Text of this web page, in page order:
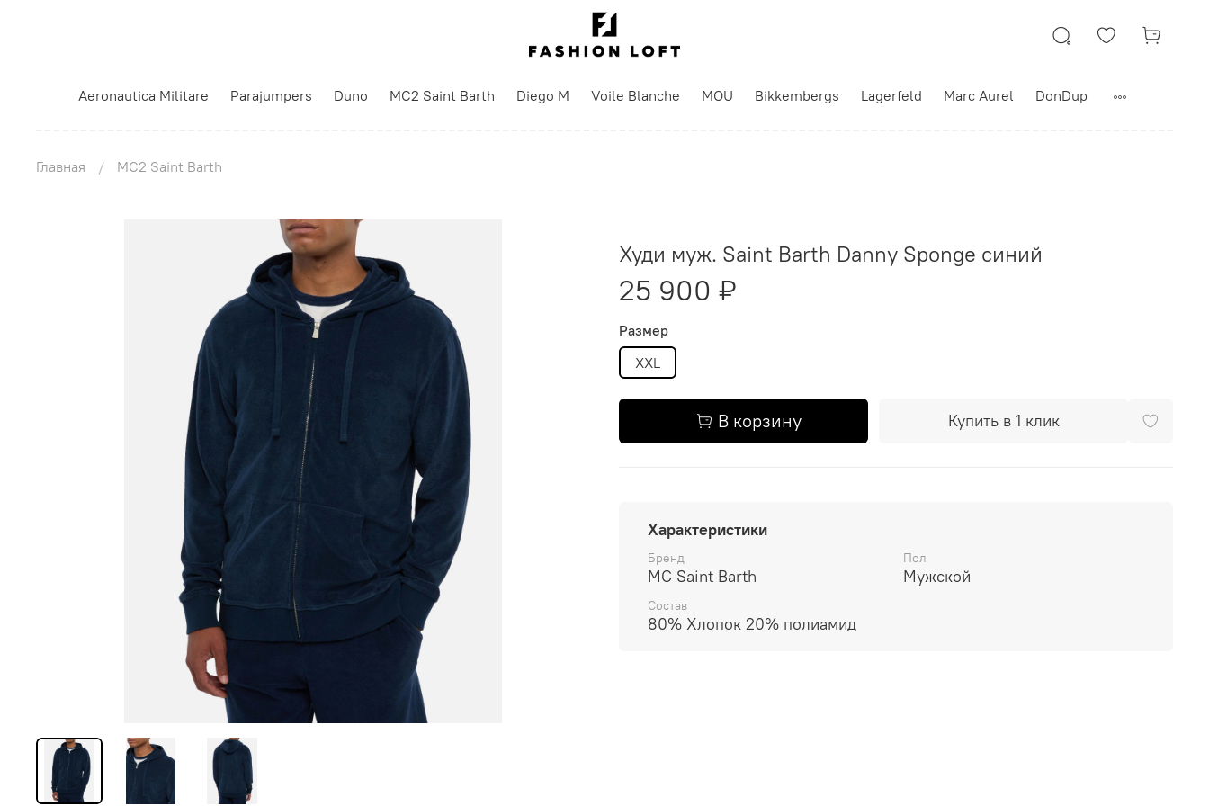
Aeronautica Militare Parajumpers Duno MC2 Saint Barth Diego M Voile Blanche MOU Bikkembergs Lagerfeld Marc Aurel DonDup
Главная MC2 Saint Barth
Худи муж. Saint Barth Danny Sponge синий
25 900 ₽
Размер
XXL
В корзину Купить в 1 клик
Характеристики
Бренд
MC Saint Barth
Пол
Мужской
Состав
80% Хлопок 20% полиамид